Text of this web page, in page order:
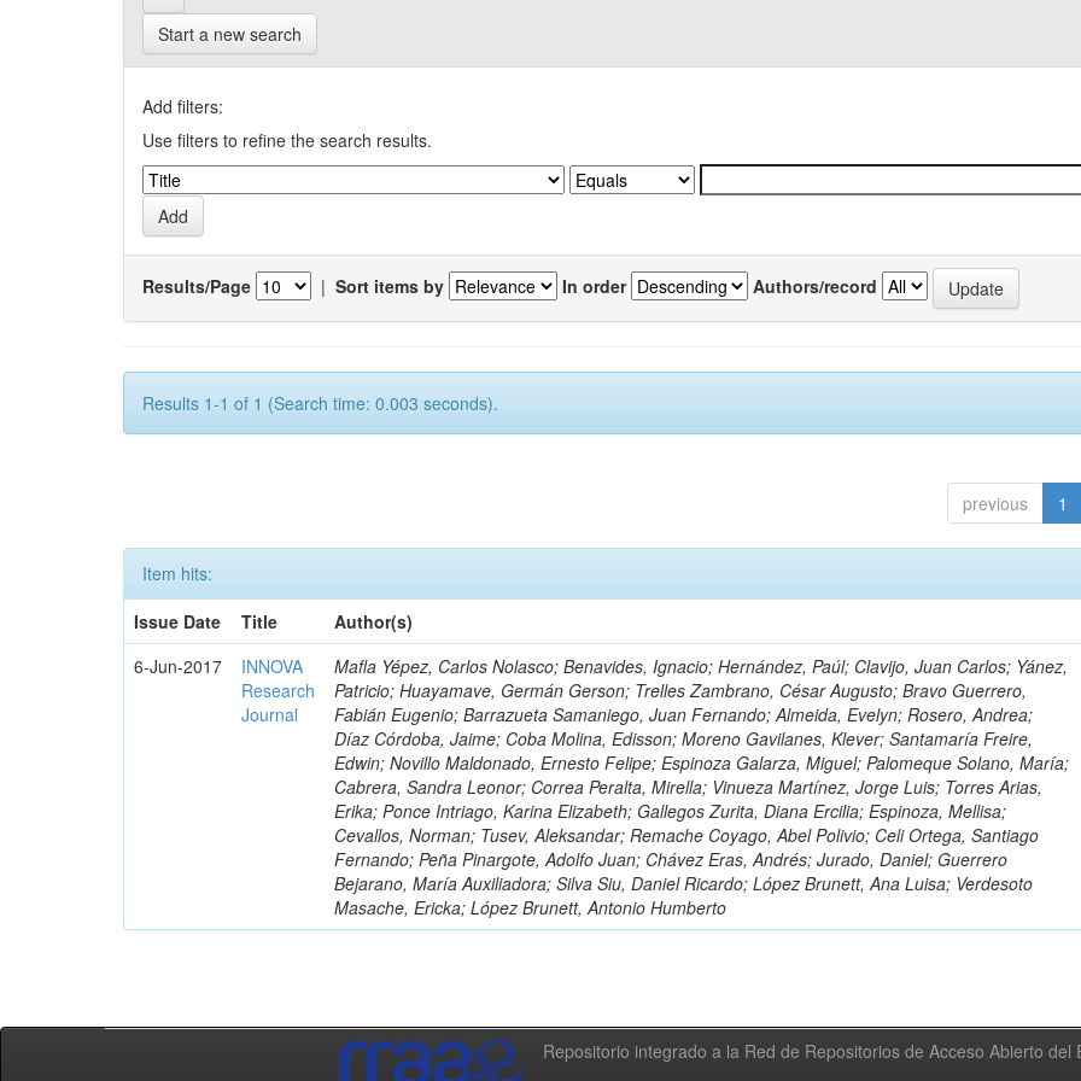
Start a new search
Add filters:
Use filters to refine the search results.
Results/Page | Sort items by In order Authors/record
Results 1-1 of 1 (Search time: 0.003 seconds).
previous 1
Item hits:
Issue Date
Title
Author(s)
6-Jun-2017
INNOVA
Research
Journal
Mafla Yépez, Carlos Nolasco; Benavides, Ignacio; Hernández, Paúl; Clavijo, Juan Carlos; Yánez,
Patricio; Huayamave, Germán Gerson; Trelles Zambrano, César Augusto; Bravo Guerrero,
Fabián Eugenio; Barrazueta Samaniego, Juan Fernando; Almeida, Evelyn; Rosero, Andrea;
Díaz Córdoba, Jaime; Coba Molina, Edisson; Moreno Gavilanes, Klever; Santamaría Freire,
Edwin; Novillo Maldonado, Ernesto Felipe; Espinoza Galarza, Miguel; Palomeque Solano, María;
Cabrera, Sandra Leonor; Correa Peralta, Mirella; Vinueza Martínez, Jorge Luis; Torres Arias,
Erika; Ponce Intriago, Karina Elizabeth; Gallegos Zurita, Diana Ercilia; Espinoza, Mellisa;
Cevallos, Norman; Tusev, Aleksandar; Remache Coyago, Abel Polivio; Celi Ortega, Santiago
Fernando; Peña Pinargote, Adolfo Juan; Chávez Eras, Andrés; Jurado, Daniel; Guerrero
Bejarano, María Auxiliadora; Silva Siu, Daniel Ricardo; López Brunett, Ana Luisa; Verdesoto
Masache, Ericka; López Brunett, Antonio Humberto
Repositorio integrado a la Red de Repositorios de Acceso Abierto del